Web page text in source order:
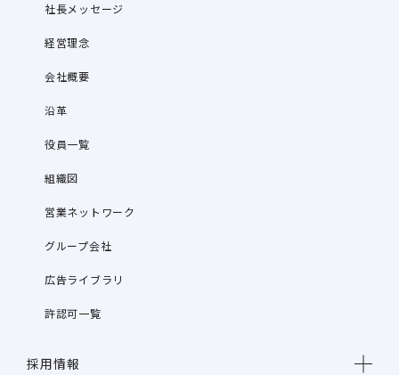
社長メッセージ
経営理念
会社概要
沿革
役員一覧
組織図
営業ネットワーク
グループ会社
広告ライブラリ
許認可一覧
採用情報